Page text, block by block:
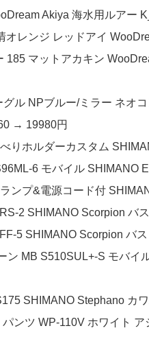
Akiya 海水用ルアー
オレンジ レッドアイ
185 マットアカキン
ル NPブルー/ミラー ネオ
→ 19980円
りホルダーカスタム
6 モバイル SHIMANO
ンプ&電源コード付
2 SHIMANO Scorpion バ
5 SHIMANO Scorpion バ
ン MB S510SUL+-S モバイ
SHIMANO Stephano カ
ンツ WP-110V ホワイト